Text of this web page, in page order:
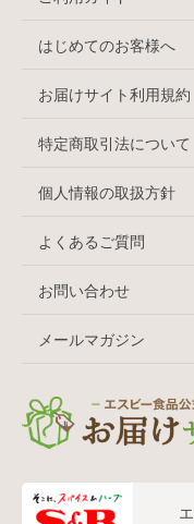
はじめてのお客様へ
お届けサイト利用規約
特定商取引法について
個人情報の取扱方針
よくあるご質問
お問い合わせ
メールマガジン